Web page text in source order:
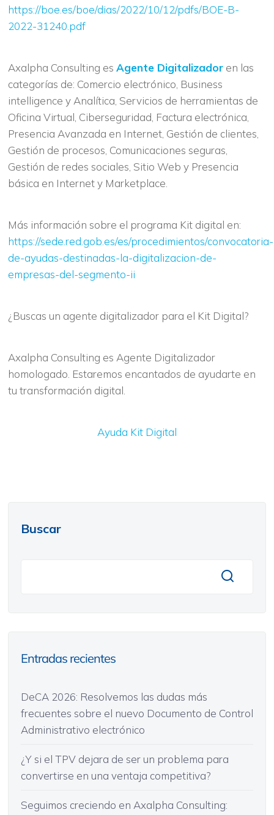
https://boe.es/boe/dias/2022/10/12/pdfs/BOE-B-
2022-31240.pdf
Axalpha Consulting es Agente Digitalizadoren las
categorías de: Comercio electrónico, Business
intelligence y Analítica, Servicios de herramientas de
Oficina Virtual, Ciberseguridad, Factura electrónica,
Presencia Avanzada en Internet, Gestión de clientes,
Gestión de procesos, Comunicaciones seguras,
Gestión de redes sociales, Sitio Web y Presencia
básica en Internet y Marketplace.
Más información sobre el programa Kit digital en:
https://sede.red.gob.es/es/procedimientos/convocatoria-
de-ayudas-destinadas-la-digitalizacion-de-
empresas-del-segmento-ii
¿Buscas un agente digitalizador para el Kit Digital?
Axalpha Consulting es Agente Digitalizador
homologado. Estaremos encantados de ayudarte en
tu transformación digital.
Ayuda Kit Digital
Buscar
Entradas recientes
DeCA 2026: Resolvemos las dudas más
frecuentes sobre el nuevo Documento de Control
Administrativo electrónico
¿Y si el TPV dejara de ser un problema para
convertirse en una ventaja competitiva?
Seguimos creciendo en Axalpha Consulting: